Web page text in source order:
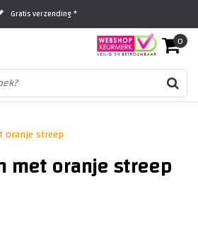
Gratis verzending *
jaar het vertrouwde adres
Fysieke winkel in Zwolle
0
oranje streep
met oranje streep